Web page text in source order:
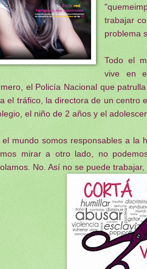
trabajar
problema
Todo el
vive en
el Policía Nacional que
el tráfico, la directora de un centro
el niño de 2 años y el
el mundo somos responsables a la
mirar a otro lado, no
No. Así no se puede